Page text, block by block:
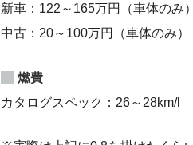
新車：122～165万円（車体のみ）
中古：20～100万円（車体のみ）
燃費
カタログスペック：26～28km/l